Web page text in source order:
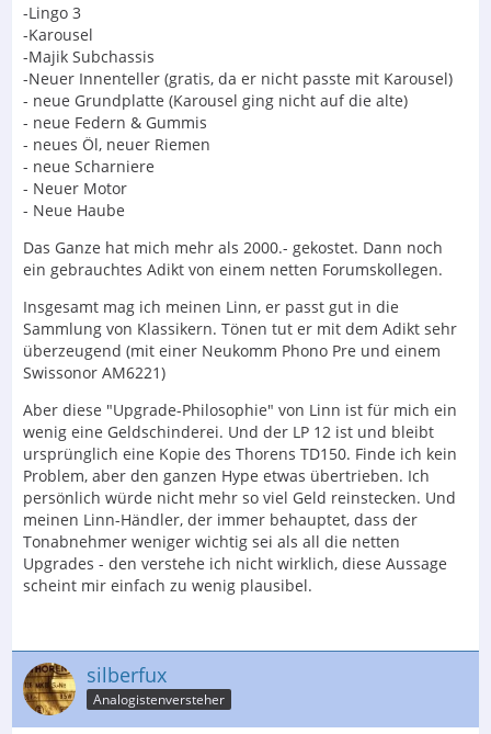
-Lingo 3
-Karousel
-Majik Subchassis
-Neuer Innenteller (gratis, da er nicht passte mit Karousel)
- neue Grundplatte (Karousel ging nicht auf die alte)
- neue Federn & Gummis
- neues Öl, neuer Riemen
- neue Scharniere
- Neuer Motor
- Neue Haube
Das Ganze hat mich mehr als 2000.- gekostet. Dann noch
ein gebrauchtes Adikt von einem netten Forumskollegen.
Insgesamt mag ich meinen Linn, er passt gut in die
Sammlung von Klassikern. Tönen tut er mit dem Adikt sehr
überzeugend (mit einer Neukomm Phono Pre und einem
Swissonor AM6221)
Aber diese "Upgrade-Philosophie" von Linn ist für mich ein
wenig eine Geldschinderei. Und der LP 12 ist und bleibt
ursprünglich eine Kopie des Thorens TD150. Finde ich kein
Problem, aber den ganzen Hype etwas übertrieben. Ich
persönlich würde nicht mehr so viel Geld reinstecken. Und
meinen Linn-Händler, der immer behauptet, dass der
Tonabnehmer weniger wichtig sei als all die netten
Upgrades - den verstehe ich nicht wirklich, diese Aussage
scheint mir einfach zu wenig plausibel.
silberfux
Analogistenversteher